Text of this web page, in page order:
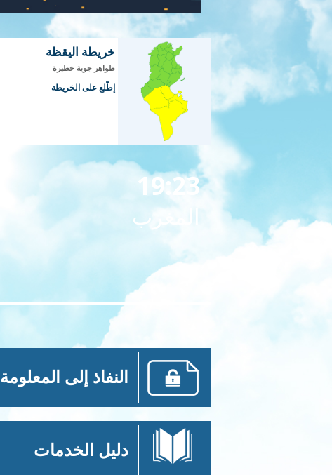
خريطة اليقظة
ظواهر جوية خطيرة
إطّلع على الخريطة
19:23
المغرب
النفاذ إلى المعلومة
دليل الخدمات